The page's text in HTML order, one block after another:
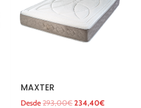
MAXTER
Desde 293,00€ 234,40€